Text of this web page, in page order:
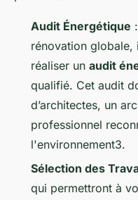
Audit Énergétique
rénovation globale,
réaliser un audit
qualifié. Cet audit
d’architectes, un
professionnel
l'environnement3.
Sélection des
qui permettront à